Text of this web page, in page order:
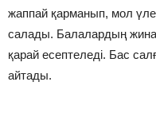
жаппай қарманып, мол
салады. Балалардың
қарай есептеледі. Бас
айтады.